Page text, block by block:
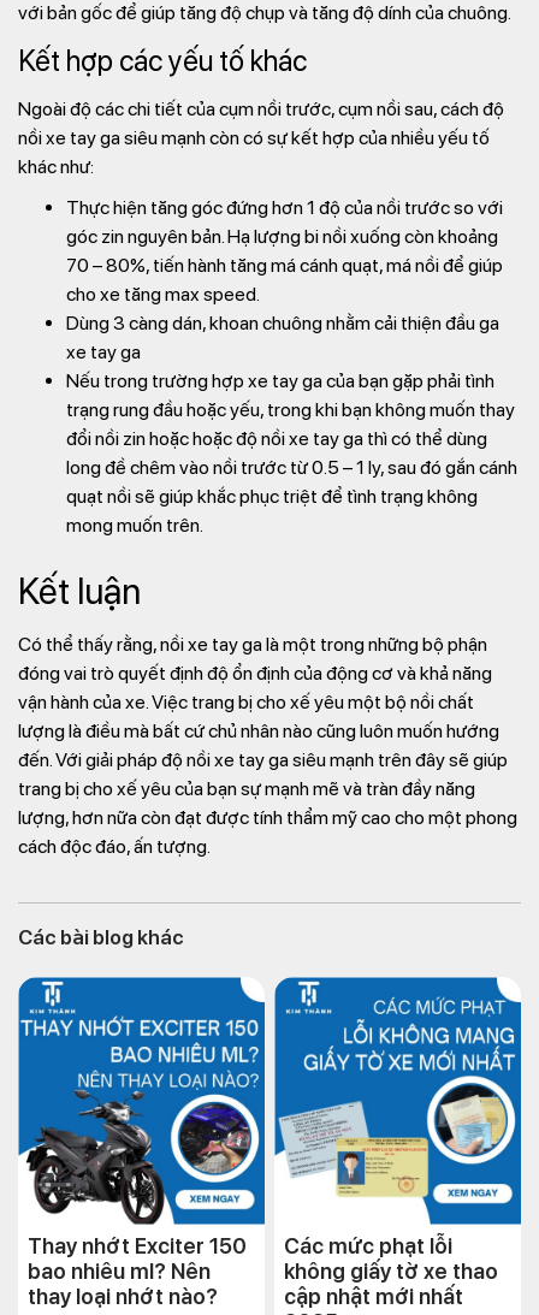
với bản gốc để giúp tăng độ chụp và tăng độ dính của chuông.
Kết hợp các yếu tố khác
Ngoài độ các chi tiết của cụm nồi trước, cụm nồi sau, cách độ
nồi xe tay ga siêu mạnh còn có sự kết hợp của nhiều yếu tố
khác như:
Thực hiện tăng góc đứng hơn 1 độ của nồi trước so với
góc zin nguyên bản. Hạ lượng bi nồi xuống còn khoảng
70 – 80%, tiến hành tăng má cánh quạt, má nồi để giúp
cho xe tăng max speed.
Dùng 3 càng dán, khoan chuông nhằm cải thiện đầu ga
xe tay ga
Nếu trong trường hợp xe tay ga của bạn gặp phải tình
trạng rung đầu hoặc yếu, trong khi bạn không muốn thay
đổi nồi zin hoặc hoặc độ nồi xe tay ga thì có thể dùng
long đề chêm vào nồi trước từ 0.5 – 1 ly, sau đó gắn cánh
quạt nồi sẽ giúp khắc phục triệt để tình trạng không
mong muốn trên.
Kết luận
Có thể thấy rằng, nồi xe tay ga là một trong những bộ phận
đóng vai trò quyết định độ ổn định của động cơ và khả năng
vận hành của xe. Việc trang bị cho xế yêu một bộ nồi chất
lượng là điều mà bất cứ chủ nhân nào cũng luôn muốn hướng
đến. Với giải pháp độ nồi xe tay ga siêu mạnh trên đây sẽ giúp
trang bị cho xế yêu của bạn sự mạnh mẽ và tràn đầy năng
lượng, hơn nữa còn đạt được tính thẩm mỹ cao cho một phong
cách độc đáo, ấn tượng.
Các bài blog khác
Thay nhớt Exciter 150
bao nhiêu ml? Nên
thay loại nhớt nào?
Các mức phạt lỗi
không giấy tờ xe thao
cập nhật mới nhất